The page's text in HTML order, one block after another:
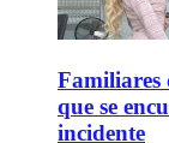
que se
incidente